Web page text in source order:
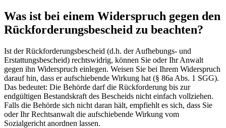
Was ist bei einem Widerspruch gegen den
Rückforderungsbescheid zu beachten?
Ist der Rückforderungsbescheid (d.h. der Aufhebungs- und
Erstattungsbescheid) rechtswidrig, können Sie oder Ihr Anwalt
gegen ihn Widerspruch einlegen. Weisen Sie bei Ihrem Widerspruch
darauf hin, dass er aufschiebende Wirkung hat (§ 86a Abs. 1 SGG).
Das bedeutet: Die Behörde darf die Rückforderung bis zur
endgültigen Bestandskraft des Bescheids nicht einfach vollziehen.
Falls die Behörde sich nicht daran hält, empfiehlt es sich, dass Sie
oder Ihr Rechtsanwalt die aufschiebende Wirkung vom
Sozialgericht anordnen lassen.